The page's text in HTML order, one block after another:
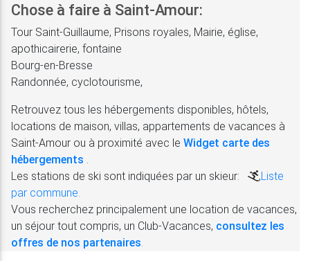
Chose à faire à Saint-Amour:
Tour Saint-Guillaume, Prisons royales, Mairie, église,
apothicairerie, fontaine
Bourg-en-Bresse
Randonnée, cyclotourisme,
Retrouvez tous les hébergements disponibles, hôtels,
locations de maison, villas, appartements de vacances à
Saint-Amour ou à proximité avec le Widget carte des
hébergements
Les stations de ski sont indiquées par un skieur:
,Liste
par commune.
Vous recherchez principalement une location de vacances,
un séjour tout compris, un Club-Vacances, consultez les
offres de nos partenaires